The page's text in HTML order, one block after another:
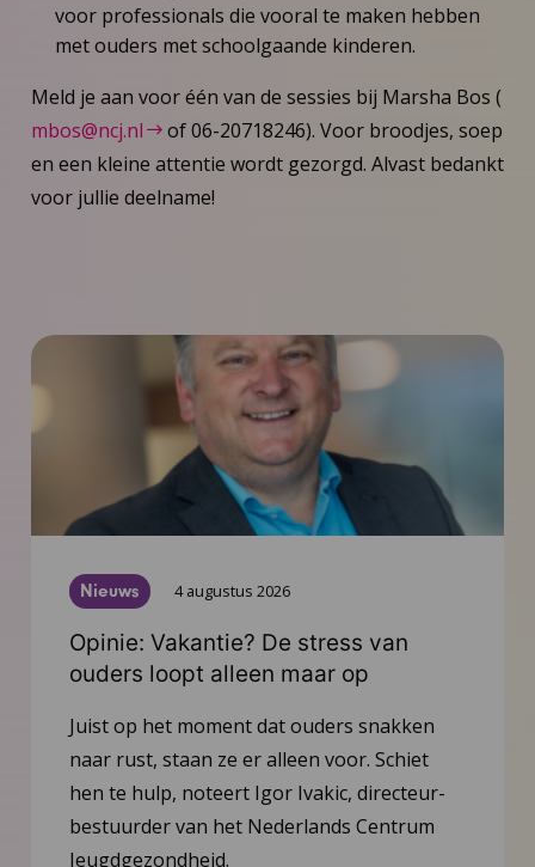
voor professionals die vooral te maken hebben
met ouders met schoolgaande kinderen.
Meld je aan voor één van de sessies bij Marsha Bos (
mbos@ncj.nl
of 06-20718246). Voor broodjes, soep
en een kleine attentie wordt gezorgd. Alvast bedankt
voor jullie deelname!
Nieuws 4 augustus 2026
Opinie: Vakantie? De stress van
ouders loopt alleen maar op
Juist op het moment dat ouders snakken
naar rust, staan ze er alleen voor. Schiet
hen te hulp, noteert Igor Ivakic, directeur-
bestuurder van het Nederlands Centrum
Jeugdgezondheid.